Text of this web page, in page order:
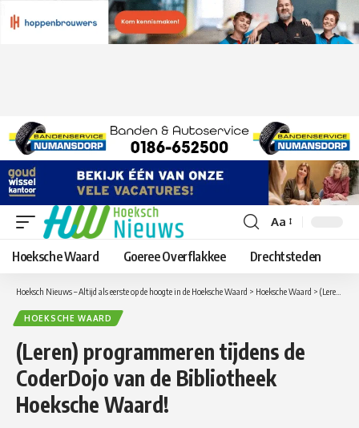
Lettergrootte
aanpassen
Aa
Hoeksche Waard Goeree Overflakkee Drechtsteden
Hoeksch Nieuws – Altijd als eerste op de hoogte in de Hoeksche Waard > Hoeksche Waard > (Leren) programmeren tijdens de CoderDojo van de Bibliotheek Hoeksche Waard!
HOEKSCHE WAARD
(Leren) programmeren tijdens de
CoderDojo van de Bibliotheek
Hoeksche Waard!